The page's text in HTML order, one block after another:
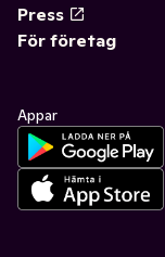
Press
För företag
Appar